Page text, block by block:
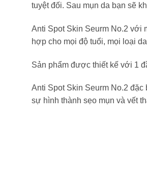
tuyệt đối. Sau mụn da bạn sẽ
Anti Spot Skin Seurm No.2 với
hợp cho mọi độ tuổi, mọi loại
Sản phẩm được thiết kế với 1
Anti Spot Skin Seurm No.2
sự hình thành sẹo mụn và vết